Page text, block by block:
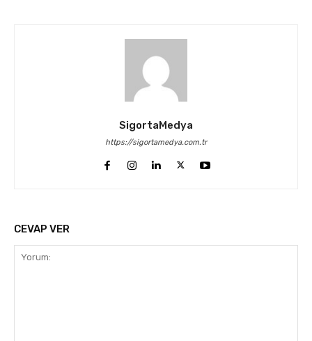
SigortaMedya
https://sigortamedya.com.tr
CEVAP VER